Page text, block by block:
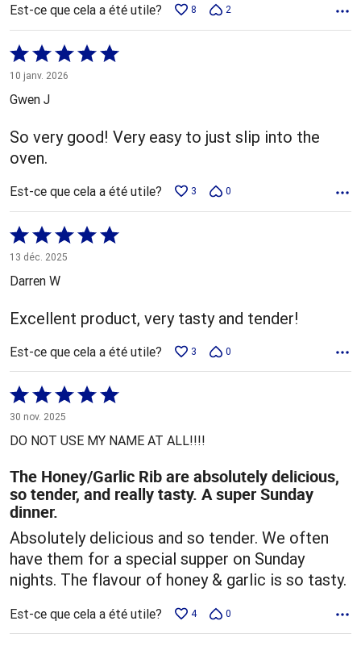
Est-ce que cela a été utile? 8 2
Coté
5 sur
5
10 janv. 2026
Gwen J
So very good! Very easy to just slip into the
oven.
Est-ce que cela a été utile? 3 0
Coté
5 sur
5
13 déc. 2025
Darren W
Excellent product, very tasty and tender!
Est-ce que cela a été utile? 3 0
Coté
5 sur
5
30 nov. 2025
DO NOT USE MY NAME AT ALL!!!!
The Honey/Garlic Rib are absolutely delicious,
so tender, and really tasty. A super Sunday
dinner.
Absolutely delicious and so tender. We often
have them for a special supper on Sunday
nights. The flavour of honey & garlic is so tasty.
Est-ce que cela a été utile? 4 0